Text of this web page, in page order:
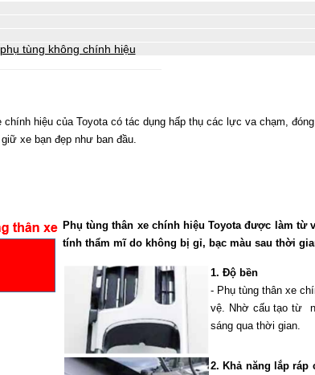
tùng không chính hiệu
chính hiệu của Toyota có tác dụng hấp thụ các lực va chạm,
xe bạn đẹp như ban đầu.
Phụ tùng thân xe chính hiệu Toyota được làm từ
tính thẩm mĩ do không bị gỉ, bạc màu sau thời
1. Độ bền
- Phụ tùng thân xe
vệ. Nhờ cấu tạo từ
sáng qua thời gian.
2. Khả năng lắp ráp